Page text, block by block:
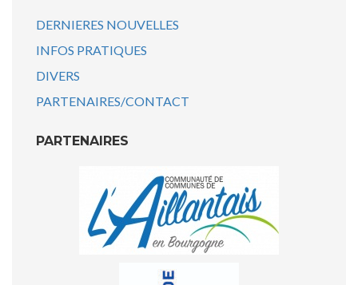
DERNIERES NOUVELLES
INFOS PRATIQUES
DIVERS
PARTENAIRES/CONTACT
PARTENAIRES